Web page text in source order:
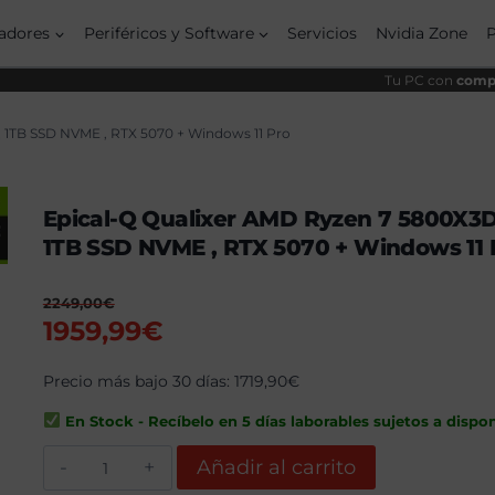
Periféricos y Software Servicios Nvidia Zone
Tu PC con
SSD NVME , RTX 5070 + Windows 11 Pro
Epical-Q Qualixer AMD Ryzen 7
1TB SSD NVME , RTX 5070 + Windows 11
2249,00€
El
original
era:
2249,00€.
1959,99€El
actual
es:
1959,99€.
Precio más bajo 30 días: 1719,90€
En Stock - Recíbelo en 5 días laborables sujetos a
Añadir al carrito
era:
es: